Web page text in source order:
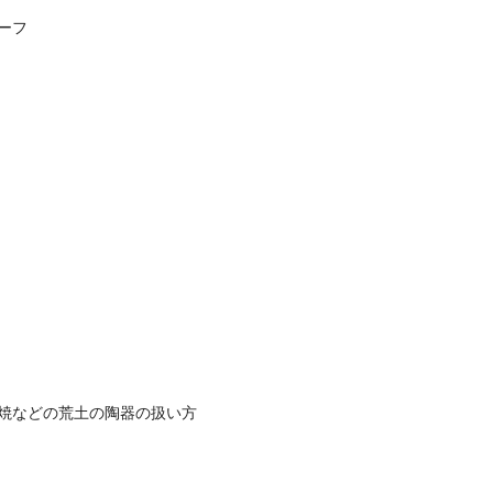
フ
などの荒土の陶器の扱い方